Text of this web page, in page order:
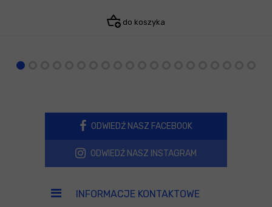
do koszyka
ODWIEDŹ NASZ FACEBOOK
ODWIEDŹ NASZ INSTAGRAM
INFORMACJE KONTAKTOWE